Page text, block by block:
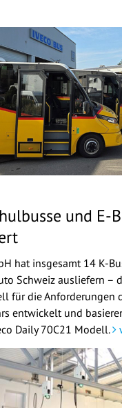
und E-
hat insgesamt 14 K-
Schweiz ausliefern –
für die Anforderungen
entwickelt und
Daily 70C21 Modell.